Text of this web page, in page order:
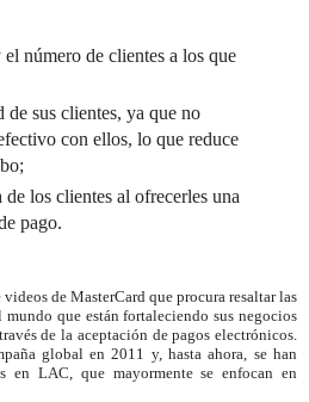
número de clientes a los que
de sus clientes, ya que no
con ellos, lo que reduce
los clientes al ofrecerles una
pago.
videos de MasterCard que procura resaltar las
que están fortaleciendo sus negocios
de la aceptación de pagos electrónicos.
global en 2011 y, hasta ahora, se han
en LAC, que mayormente se enfocan en